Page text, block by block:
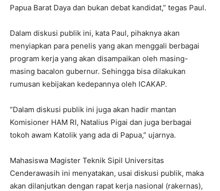
Papua Barat Daya dan bukan debat kandidat,” tegas Paul.
Dalam diskusi publik ini, kata Paul, pihaknya akan
menyiapkan para penelis yang akan menggali berbagai
program kerja yang akan disampaikan oleh masing-
masing bacalon gubernur. Sehingga bisa dilakukan
rumusan kebijakan kedepannya oleh ICAKAP.
“Dalam diskusi publik ini juga akan hadir mantan
Komisioner HAM RI, Natalius Pigai dan juga berbagai
tokoh awam Katolik yang ada di Papua,” ujarnya.
Mahasiswa Magister Teknik Sipil Universitas
Cenderawasih ini menyatakan, usai diskusi publik, maka
akan dilanjutkan dengan rapat kerja nasional (rakernas),